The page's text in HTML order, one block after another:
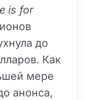
is for
до
Как
мере
анонса,